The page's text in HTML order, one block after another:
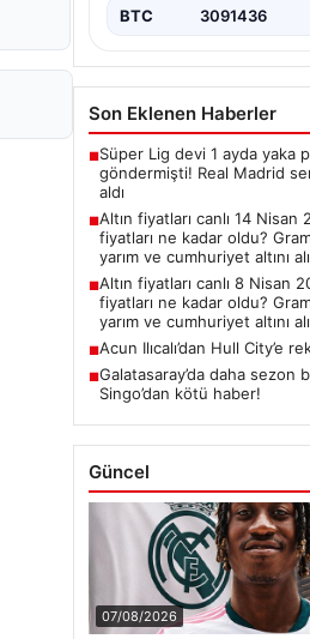
BTC 3091436
Son Eklenen Haberler
■Süper Lig devi 1 ayda yaka
göndermişti! Real Madrid
aldı
■Altın fiyatları canlı 14 Nisan
fiyatları ne kadar oldu?
yarım ve cumhuriyet altını
■Altın fiyatları canlı 8 Nisan
fiyatları ne kadar oldu?
yarım ve cumhuriyet altını
■Acun Ilıcalı’dan Hull City’e
■Galatasaray’da daha sezon
Singo’dan kötü haber!
Güncel
07/08/2026